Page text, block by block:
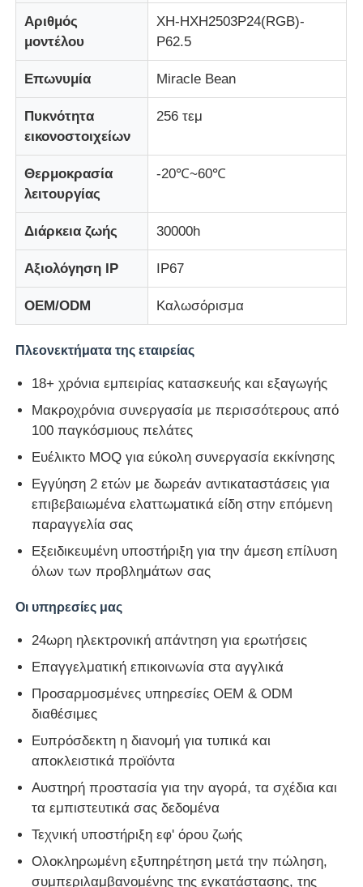
Αριθμός
μοντέλου
XH-HXH2503P24(RGB)-
P62.5
Επωνυμία Miracle Bean
Πυκνότητα
εικονοστοιχείων
256 τεμ
Θερμοκρασία
λειτουργίας
-20℃~60℃
Διάρκεια ζωής 30000h
Αξιολόγηση IP IP67
OEM/ODM Καλωσόρισμα
Πλεονεκτήματα της εταιρείας
18+ χρόνια εμπειρίας κατασκευής και εξαγωγής
Μακροχρόνια συνεργασία με περισσότερους από
100 παγκόσμιους πελάτες
Ευέλικτο MOQ για εύκολη συνεργασία εκκίνησης
Εγγύηση 2 ετών με δωρεάν αντικαταστάσεις για
επιβεβαιωμένα ελαττωματικά είδη στην επόμενη
παραγγελία σας
Εξειδικευμένη υποστήριξη για την άμεση επίλυση
όλων των προβλημάτων σας
Οι υπηρεσίες μας
24ωρη ηλεκτρονική απάντηση για ερωτήσεις
Επαγγελματική επικοινωνία στα αγγλικά
Προσαρμοσμένες υπηρεσίες OEM & ODM
διαθέσιμες
Ευπρόσδεκτη η διανομή για τυπικά και
αποκλειστικά προϊόντα
Αυστηρή προστασία για την αγορά, τα σχέδια και
τα εμπιστευτικά σας δεδομένα
Τεχνική υποστήριξη εφ' όρου ζωής
Ολοκληρωμένη εξυπηρέτηση μετά την πώληση,
συμπεριλαμβανομένης της εγκατάστασης, της